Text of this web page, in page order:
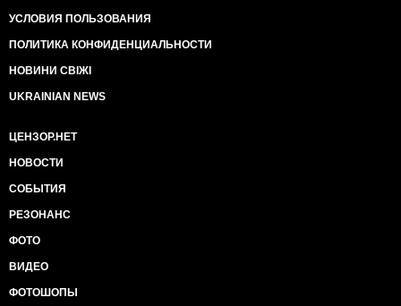
УСЛОВИЯ ПОЛЬЗОВАНИЯ
ПОЛИТИКА КОНФИДЕНЦИАЛЬНОСТИ
НОВИНИ СВІЖІ
UKRAINIAN NEWS
ЦЕНЗОР.НЕТ
НОВОСТИ
СОБЫТИЯ
РЕЗОНАНС
ФОТО
ВИДЕО
ФОТОШОПЫ